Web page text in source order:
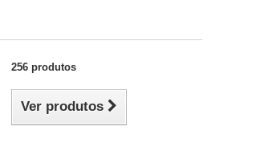
256 produtos
Ver produtos